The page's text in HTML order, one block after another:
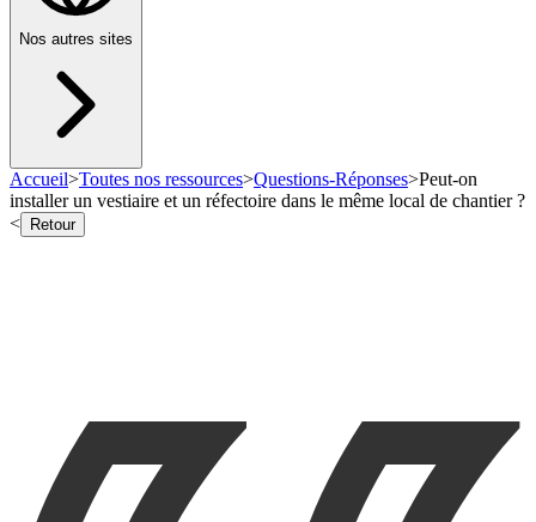
Nos autres sites
Accueil>Toutes nos ressources>Questions-Réponses>Peut-on
installer un vestiaire et un réfectoire dans le même local de chantier ?
<
Retour